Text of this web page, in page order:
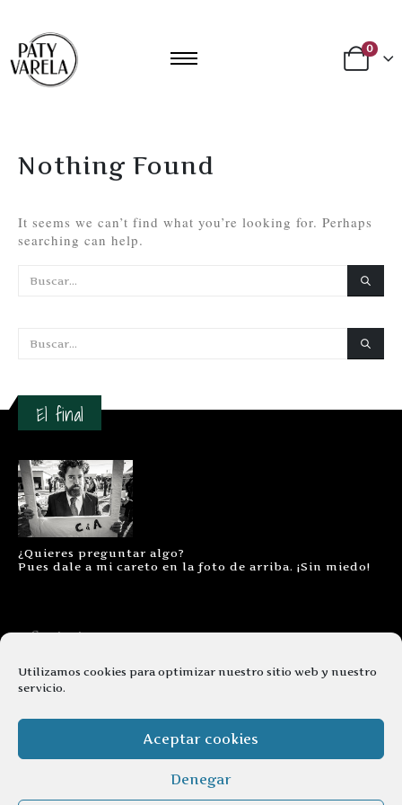
Utilizamos cookies para optimizar nuestro sitio web y nuestro
servicio.
Aceptar cookies
Denegar
0
Nothing Found
It seems we can’t find what you’re looking for. Perhaps
searching can help.
El final
¿Quieres preguntar algo?
Pues dale a mi careto en la foto de arriba. ¡Sin miedo!
Contacto
Aviso legal